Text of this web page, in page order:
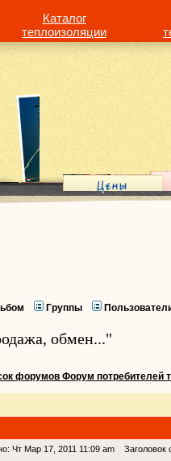
Каталог
теплоизоляции
Группы
обмен..."
форумов Форум потребителей
Чт Мар 17, 2011 11:09 am Заголовок